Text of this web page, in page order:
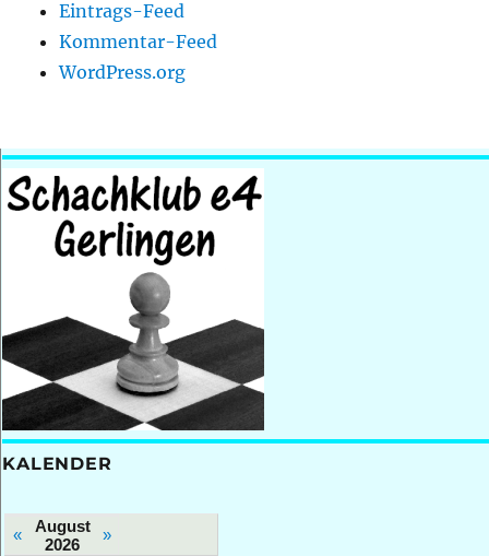
Eintrags-Feed
Kommentar-Feed
WordPress.org
KALENDER
«
August
2026
»